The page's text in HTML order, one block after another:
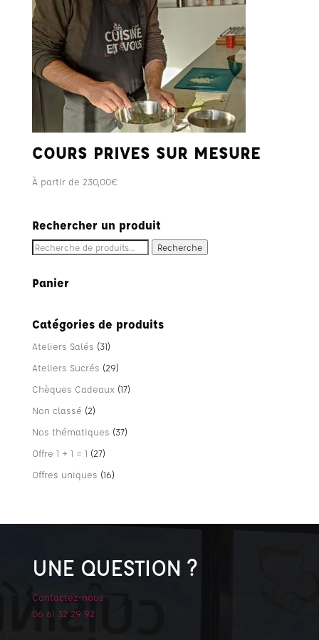
COURS PRIVES SUR MESURE
À partir de 230,00€
Rechercher un produit
Recherche
Recherche
Panier
Catégories de produits
Ateliers Salés (31)
Ateliers Sucrés (29)
Chèques Cadeaux (17)
Non classé (2)
Nos thématiques (37)
Offre 1 + 1 = 1 (27)
Offres uniques (16)
UNE QUESTION ?
Contactez-nous
06 61 32 29 92